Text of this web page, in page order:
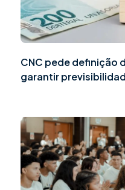
CNC pede definição
garantir